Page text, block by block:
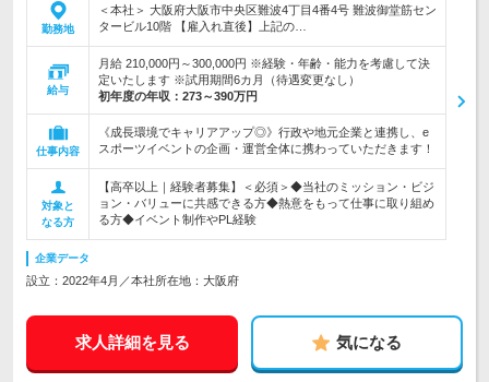
勤務地
＜本社＞ 大阪府大阪市中央区難波4丁目4番4号 難波御堂筋セン
タービル10階 【雇入れ直後】上記の…
給与
月給 210,000円～300,000円 ※経験・年齢・能力を考慮して決
定いたします ※試用期間6カ月（待遇変更なし）
初年度の年収： 273～390万円
仕事内容
《成長環境でキャリアアップ◎》行政や地元企業と連携し、e
スポーツイベントの企画・運営全体に携わっていただきます！
対象と
なる方
【高卒以上｜経験者募集】＜必須＞◆当社のミッション・ビジ
ョン・バリューに共感できる方◆熱意をもって仕事に取り組め
る方◆イベント制作やPL経験
企業データ
設立：2022年4月／本社所在地：大阪府
求人詳細を見る 気になる